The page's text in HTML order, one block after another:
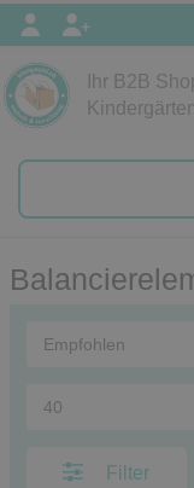
Ihr B2B
Papeterie
Filter